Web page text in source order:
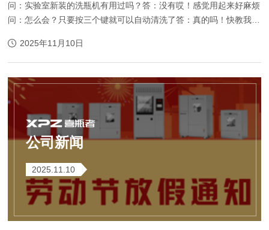
问：实验室新装的洗瓶机有用过吗？答：没有哎！感觉用起来好麻烦
问：怎么会？只要按三个键就可以自动清洗了答：真的吗！快教我，
水/纯水是否正常供应。2、清洗前确保清洗...
2025年11月10日
公司新闻
2025.11.10